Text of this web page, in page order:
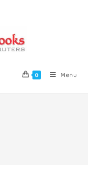
0 Menu